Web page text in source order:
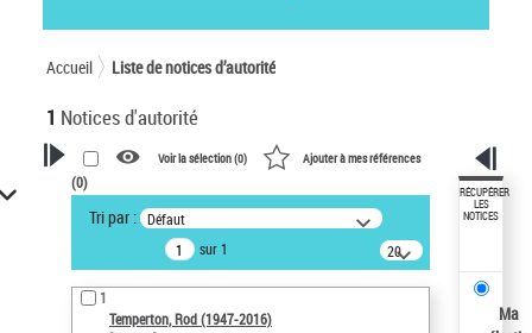
Accueil Liste de notices d’autorité
1 Notices d'autorité
VOTRE RECHERCHE
Recherche avancée dans les
notices d’autorité
Œuvres liées à l'auteur :
Temperton, Rod (1947-2016)
Voir la sélection (0) Ajouter à mes références
(0)
Tri par : Défaut
sur 1
20
résultats/page
1
Temperton, Rod (1947-2016)
RÉCUPÉRER
LES
NOTICES
Ma